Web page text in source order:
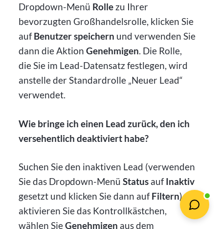
Dropdown-Menü Rolle zu Ihrer
bevorzugten Großhandelsrolle, klicken Sie
aufBenutzer speichern und verwenden Sie
dann die AktionGenehmigen. Die Rolle,
die Sie im Lead-Datensatz festlegen, wird
anstelle der Standardrolle „Neuer Lead“
verwendet.
Wie bringe ich einen Lead zurück, den ich
versehentlich deaktiviert habe?
Suchen Sie den inaktiven Lead (verwenden
Sie das Dropdown-MenüStatus aufInaktiv
gesetzt und klicken Sie dann aufFiltern),
aktivieren Sie das Kontrollkästchen,
wählen SieGenehmigen aus dem